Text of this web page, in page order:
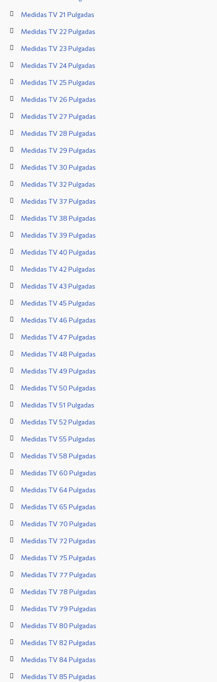
Medidas TV 21 Pulgadas
Medidas TV 22 Pulgadas
Medidas TV 23 Pulgadas
Medidas TV 24 Pulgadas
Medidas TV 25 Pulgadas
Medidas TV 26 Pulgadas
Medidas TV 27 Pulgadas
Medidas TV 28 Pulgadas
Medidas TV 29 Pulgadas
Medidas TV 30 Pulgadas
Medidas TV 32 Pulgadas
Medidas TV 37 Pulgadas
Medidas TV 38 Pulgadas
Medidas TV 39 Pulgadas
Medidas TV 40 Pulgadas
Medidas TV 42 Pulgadas
Medidas TV 43 Pulgadas
Medidas TV 45 Pulgadas
Medidas TV 46 Pulgadas
Medidas TV 47 Pulgadas
Medidas TV 48 Pulgadas
Medidas TV 49 Pulgadas
Medidas TV 50 Pulgadas
Medidas TV 51 Pulgadas
Medidas TV 52 Pulgadas
Medidas TV 55 Pulgadas
Medidas TV 58 Pulgadas
Medidas TV 60 Pulgadas
Medidas TV 64 Pulgadas
Medidas TV 65 Pulgadas
Medidas TV 70 Pulgadas
Medidas TV 72 Pulgadas
Medidas TV 75 Pulgadas
Medidas TV 77 Pulgadas
Medidas TV 78 Pulgadas
Medidas TV 79 Pulgadas
Medidas TV 80 Pulgadas
Medidas TV 82 Pulgadas
Medidas TV 84 Pulgadas
Medidas TV 85 Pulgadas